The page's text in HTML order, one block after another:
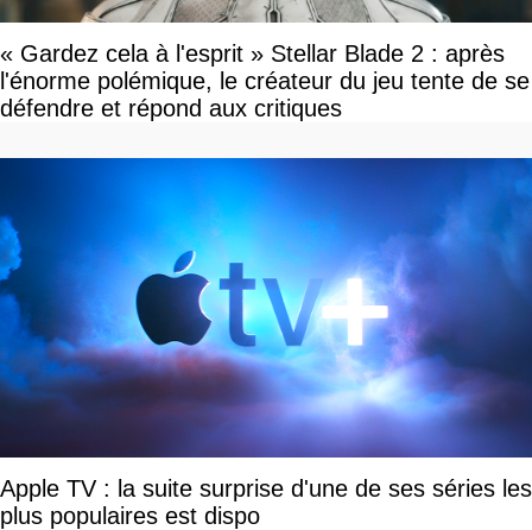
« Gardez cela à l'esprit » Stellar Blade 2 : après
l'énorme polémique, le créateur du jeu tente de se
défendre et répond aux critiques
Apple TV : la suite surprise d'une de ses séries les
plus populaires est dispo